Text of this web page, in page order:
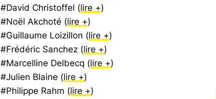
#David Christoffel (lire +)
#Noël Akchoté (lire +)
#Guillaume Loizillon (lire +)
#Frédéric Sanchez (lire +)
#Marcelline Delbecq (lire +)
#Julien Blaine (lire +)
#Philippe Rahm (lire +)